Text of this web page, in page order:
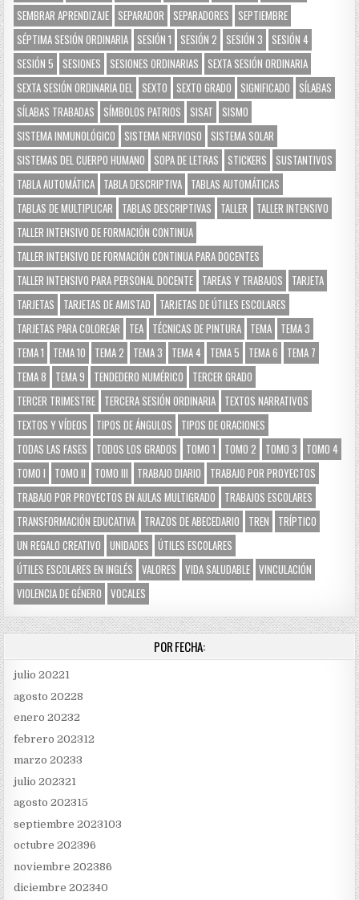
SEMBRAR APRENDIZAJE SEPARADOR SEPARADORES
SEPTIEMBRE
SÉPTIMA SESIÓN ORDINARIA SESIÓN 1 SESIÓN 2 SESIÓN 3
SESIÓN 4
SESIÓN 5
SESIONES SESIONES ORDINARIAS
SEXTA SESIÓN ORDINARIA
SEXTA SESIÓN ORDINARIA DEL
SEXTO SEXTO GRADO SIGNIFICADO
SÍLABAS
SÍLABAS TRABADAS
SÍMBOLOS PATRIOS SISAT
SISMO
SISTEMA INMUNOLÓGICO
SISTEMA NERVIOSO
SISTEMA SOLAR
SISTEMAS DEL CUERPO HUMANO
SOPA DE LETRAS STICKERS
SUSTANTIVOS
TABLA AUTOMÁTICA TABLA DESCRIPTIVA TABLAS AUTOMÁTICAS
TABLAS DE MULTIPLICAR
TABLAS DESCRIPTIVAS TALLER
TALLER INTENSIVO
TALLER INTENSIVO DE FORMACIÓN CONTINUA
TALLER INTENSIVO DE FORMACIÓN CONTINUA PARA DOCENTES
TALLER INTENSIVO PARA PERSONAL DOCENTE TAREAS Y TRABAJOS
TARJETA
TARJETAS
TARJETAS DE AMISTAD
TARJETAS DE ÚTILES ESCOLARES
TARJETAS PARA COLOREAR
TEA TÉCNICAS DE PINTURA TEMA TEMA 3
TEMA 1
TEMA 10 TEMA 2 TEMA 3 TEMA 4 TEMA 5 TEMA 6
TEMA 7
TEMA 8
TEMA 9 TENDEDERO NUMÉRICO
TERCER GRADO
TERCER TRIMESTRE TERCERA SESIÓN ORDINARIA TEXTOS NARRATIVOS
TEXTOS Y VÍDEOS
TIPOS DE ÁNGULOS
TIPOS DE ORACIONES
TODAS LAS FASES
TODOS LOS GRADOS TOMO 1 TOMO 2 TOMO 3
TOMO 4
TOMO I
TOMO II TOMO III TRABAJO DIARIO
TRABAJO POR PROYECTOS
TRABAJO POR PROYECTOS EN AULAS MULTIGRADO
TRABAJOS ESCOLARES
TRANSFORMACIÓN EDUCATIVA TRAZOS DE ABECEDARIO TREN
TRÍPTICO
UN REGALO CREATIVO
UNIDADES
ÚTILES ESCOLARES
ÚTILES ESCOLARES EN INGLÉS
VALORES VIDA SALUDABLE VINCULACIÓN
VIOLENCIA DE GÉNERO
VOCALES
POR FECHA:
julio 20221
agosto 20228
enero 20232
febrero 202312
marzo 20233
julio 202321
agosto 202315
septiembre 2023103
octubre 202396
noviembre 202386
diciembre 202340